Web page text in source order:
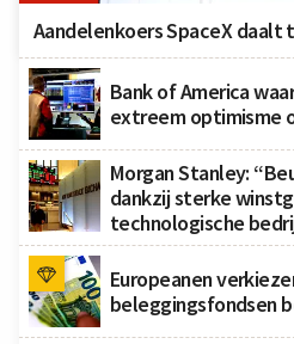
Aandelenkoers SpaceX daalt
Bank of America
extreem optimisme
Morgan Stanley:
dankzij sterke
technologische
Europeanen
beleggingsfondsen